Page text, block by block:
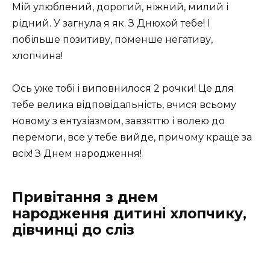
Мій улюблений, дорогий, ніжний, милий і
рідний. У загнула я як. З Днюхой тебе! І
побільше позитиву, поменше негативу,
хлопчина!
Ось уже тобі і виповнилося 2 рочки! Це для
тебе велика відповідальність, вчися всьому
новому з ентузіазмом, завзяттю і волею до
перемоги, все у тебе вийде, причому краще за
всіх! З Днем народження!
Привітання з днем
народження дитині хлопчику,
дівчинці до сліз